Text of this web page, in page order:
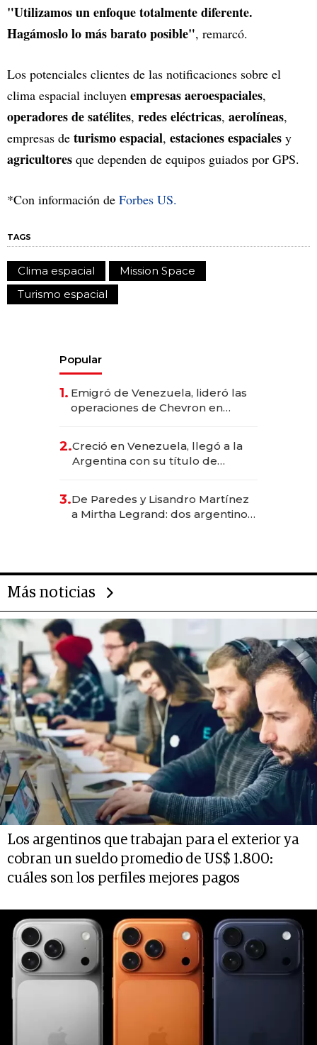
"Utilizamos un enfoque totalmente diferente.
Hagámoslo lo más barato posible", remarcó.
Los potenciales clientes de las notificaciones sobre el
clima espacial incluyen empresas aeroespaciales,
operadores de satélites, redes eléctricas, aerolíneas,
empresas de turismo espacial, estaciones espaciales y
agricultores que dependen de equipos guiados por GPS.
*Con información de Forbes US.
TAGS
Clima espacial
Mission Space
Turismo espacial
Popular
1. Emigró de Venezuela, lideró las
operaciones de Chevron en
2.Creció en Venezuela, llegó a la
Argentina con su título de
las marcas "fast premium"
3.De Paredes y Lisandro Martínez
a Mirtha Legrand: dos argentinos
Más noticias
Los argentinos que trabajan para el exterior ya
cobran un sueldo promedio de US$ 1.800:
cuáles son los perfiles mejores pagos